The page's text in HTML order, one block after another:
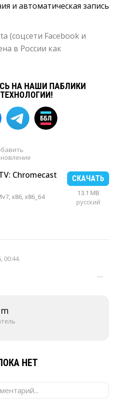
и автоматическая запись
(соцсети Facebook и
в России как
НА НАШИ ПАБЛИКИ
Chromecast
x86, x86_64
СКАЧАТЬ
13.1 MB
русский
00:44.
···
НЕТ